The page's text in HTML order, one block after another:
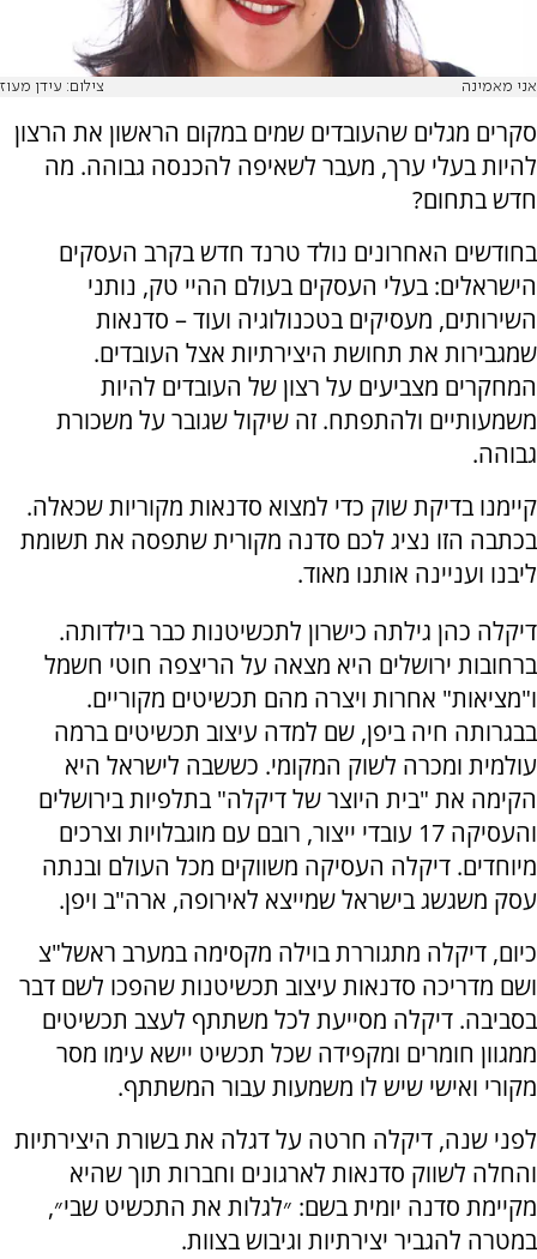
אני מאמינה צילום: עידן מעוז
סקרים מגלים שהעובדים שמים במקום הראשון את הרצון
להיות בעלי ערך, מעבר לשאיפה להכנסה גבוהה. מה
חדש בתחום?
בחודשים האחרונים נולד טרנד חדש בקרב העסקים
הישראלים: בעלי העסקים בעולם ההיי טק, נותני
השירותים, מעסיקים בטכנולוגיה ועוד – סדנאות
שמגבירות את תחושת היצירתיות אצל העובדים.
המחקרים מצביעים על רצון של העובדים להיות
משמעותיים ולהתפתח. זה שיקול שגובר על משכורת
גבוהה.
קיימנו בדיקת שוק כדי למצוא סדנאות מקוריות שכאלה.
בכתבה הזו נציג לכם סדנה מקורית שתפסה את תשומת
ליבנו ועניינה אותנו מאוד.
דיקלה כהן גילתה כישרון לתכשיטנות כבר בילדותה.
ברחובות ירושלים היא מצאה על הריצפה חוטי חשמל
ו"מציאות" אחרות ויצרה מהם תכשיטים מקוריים.
בבגרותה חיה ביפן, שם למדה עיצוב תכשיטים ברמה
עולמית ומכרה לשוק המקומי. כששבה לישראל היא
הקימה את "בית היוצר של דיקלה" בתלפיות בירושלים
והעסיקה 17 עובדי ייצור, רובם עם מוגבלויות וצרכים
מיוחדים. דיקלה העסיקה משווקים מכל העולם ובנתה
עסק משגשג בישראל שמייצא לאירופה, ארה"ב ויפן.
כיום, דיקלה מתגוררת בוילה מקסימה במערב ראשל"צ
ושם מדריכה סדנאות עיצוב תכשיטנות שהפכו לשם דבר
בסביבה. דיקלה מסייעת לכל משתתף לעצב תכשיטים
ממגוון חומרים ומקפידה שכל תכשיט יישא עימו מסר
מקורי ואישי שיש לו משמעות עבור המשתתף.
לפני שנה, דיקלה חרטה על דגלה את בשורת היצירתיות
והחלה לשווק סדנאות לארגונים וחברות תוך שהיא
מקיימת סדנה יומית בשם: ״לגלות את התכשיט שבי״,
במטרה להגביר יצירתיות וגיבוש בצוות.